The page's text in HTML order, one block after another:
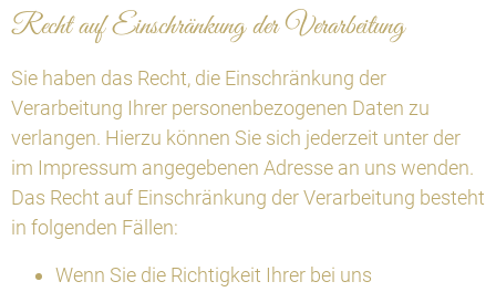
Recht auf Einschränkung der Verarbeitung
Sie haben das Recht, die Einschränkung der
Verarbeitung Ihrer personenbezogenen Daten zu
verlangen. Hierzu können Sie sich jederzeit unter der
im Impressum angegebenen Adresse an uns wenden.
Das Recht auf Einschränkung der Verarbeitung besteht
in folgenden Fällen:
Wenn Sie die Richtigkeit Ihrer bei uns